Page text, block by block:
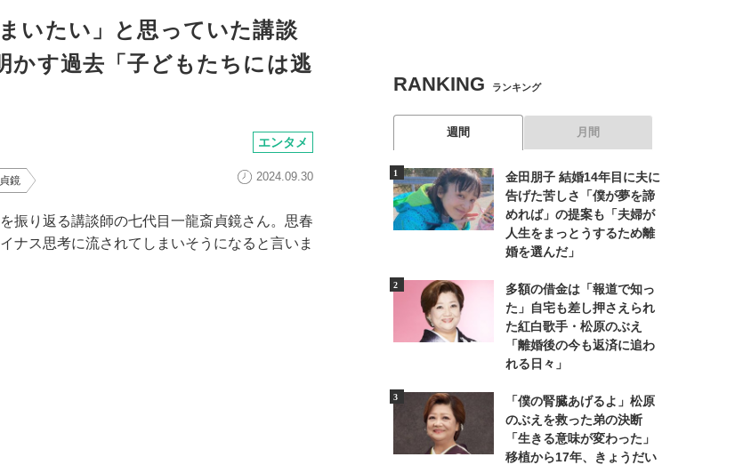
いたい」と思っていた講談
かす過去「子どもたちには逃
エンタメ
鏡 2024.09.30
振り返る講談師の七代目一龍斎貞鏡さん。思春
ナス思考に流されてしまいそうになると言いま
RANKING ランキング
週間 月間
金田朋子 結婚14年目に夫に
告げた苦しさ「僕が夢を諦
めれば」の提案も「夫婦が
人生をまっとうするため離
婚を選んだ」
多額の借金は「報道で知っ
た」自宅も差し押さえられ
た紅白歌手・松原のぶえ
「離婚後の今も返済に追わ
れる日々」
「僕の腎臓あげるよ」松原
のぶえを救った弟の決断
「生きる意味が変わった」
移植から17年、きょうだい